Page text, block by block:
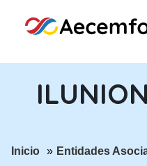
ir a página:
Inicio ir a página:
Entidades